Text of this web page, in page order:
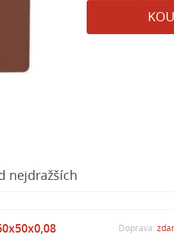
nejdražších
Doprava: